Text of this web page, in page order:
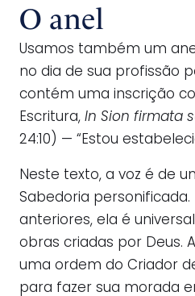
O anel
Usamos também um
no dia de sua profissão
contém uma inscrição
Escritura, In Sion firmata
24:10) — “Estou
Neste texto, a voz é de
Sabedoria personificada.
anteriores, ela é
obras criadas por Deus.
uma ordem do Criador
para fazer sua morada